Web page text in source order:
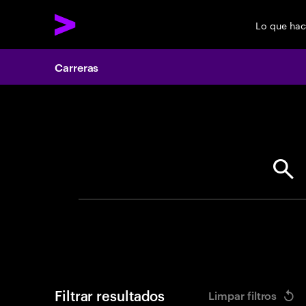
Lo que
Carreras
Filtrar resultados Limpar filtros